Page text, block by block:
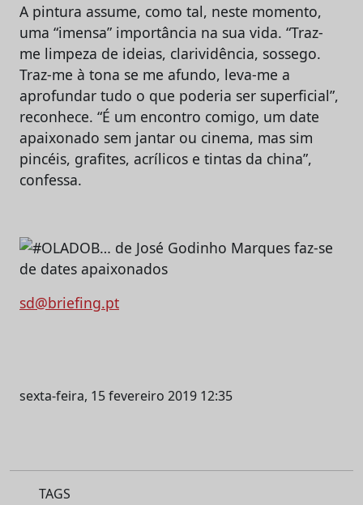
A pintura assume, como tal, neste momento,
uma “imensa” importância na sua vida. “Traz-
me limpeza de ideias, clarividência, sossego.
Traz-me à tona se me afundo, leva-me a
aprofundar tudo o que poderia ser superficial”,
reconhece. “É um encontro comigo, um date
apaixonado sem jantar ou cinema, mas sim
pincéis, grafites, acrílicos e tintas da china”,
confessa.
sd@briefing.pt
sexta-feira, 15 fevereiro 2019 12:35
TAGS